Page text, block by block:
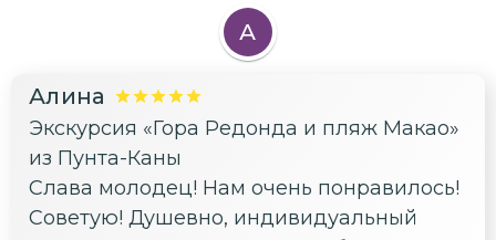
А
Алина
Экскурсия «Гора Редонда и пляж Макао»
из Пунта-Каны
Слава молодец! Нам очень понравилось!
Советую! Душевно, индивидуальный